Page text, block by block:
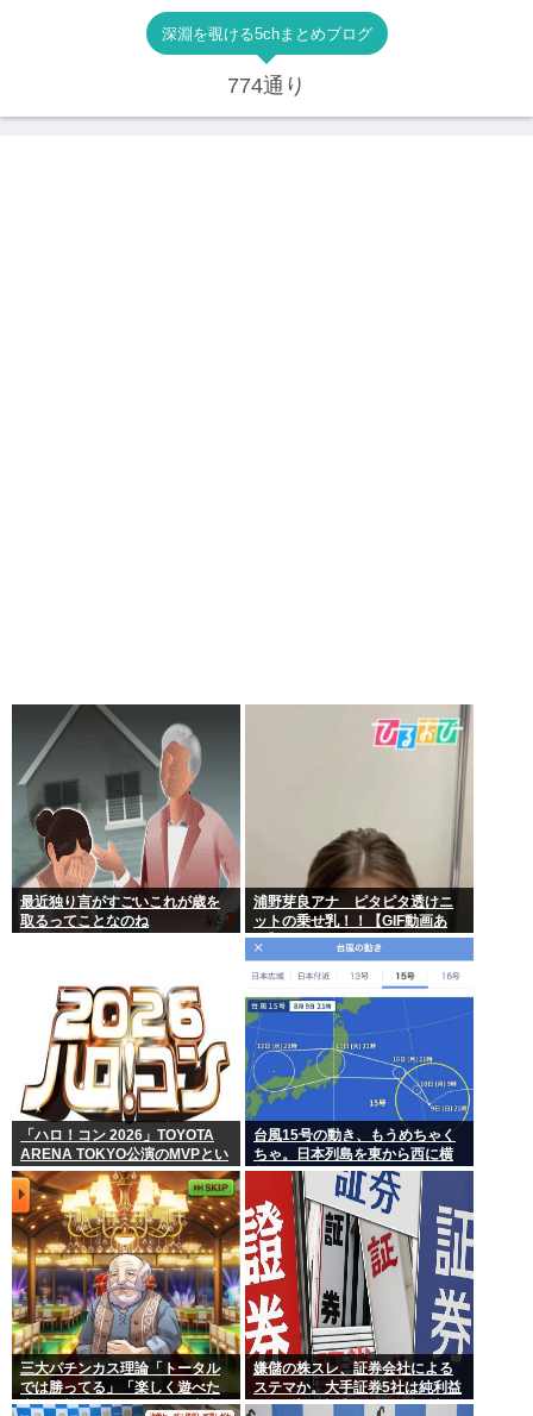
深淵を覗ける5chまとめブログ
774通り
最近独り言がすごいこれが歳を
取るってことなのね
浦野芽良アナ ピタピタ透けニ
ットの乗せ乳！！【GIF動画あ
り】
「ハロ！コン 2026」TOYOTA
ARENA TOKYO公演のMVPとい
えば？
台風15号の動き、もうめちゃく
ちゃ。日本列島を東から西に横
断
三大パチンカス理論「トータル
では勝ってる」「楽しく遊べた
上に一部還元なんてむしろ良心
嫌儲の株スレ、証券会社による
ステマか。大手証券5社は純利益
+60%増、大手ネット証券4社は